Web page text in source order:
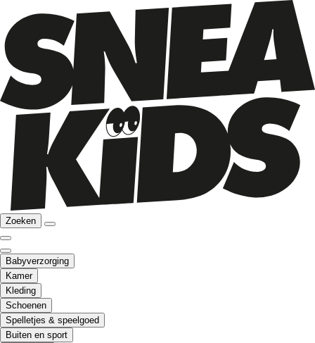
Zoeken
Babyverzorging
Kamer
Kleding
Schoenen
Spelletjes & speelgoed
Buiten en sport